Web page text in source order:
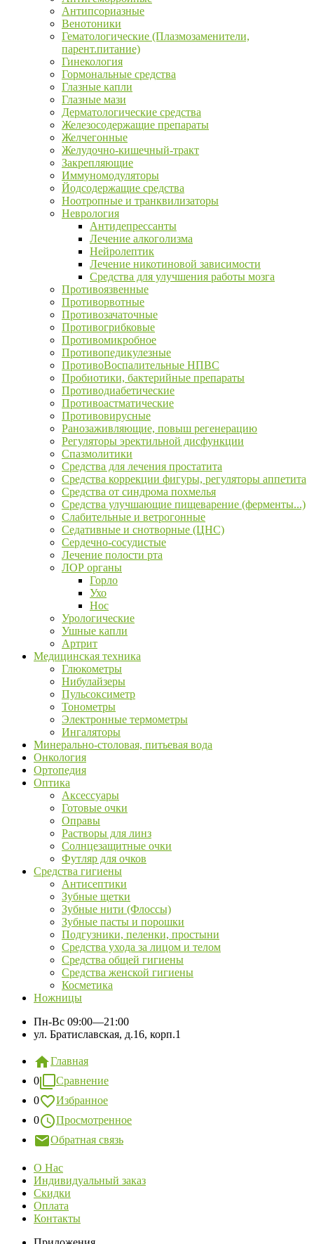
Антипсориазные
Венотоники
Гематологические (Плазмозаменители,
парент.питание)
Гинекология
Гормональные средства
Глазные капли
Глазные мази
Дерматологические средства
Железосодержащие препараты
Желчегонные
Желудочно-кишечный-тракт
Закрепляющие
Иммуномодуляторы
Йодсодержащие средства
Ноотропные и транквилизаторы
Неврология
Антидепрессанты
Лечение алкоголизма
Нейролептик
Лечение никотиновой зависимости
Средства для улучшения работы мозга
Противоязвенные
Противорвотные
Противозачаточные
Противогрибковые
Противомикробное
Противопедикулезные
ПротивоВоспалительные НПВС
Пробиотики, бактерийные препараты
Противодиабетические
Противоастматические
Противовирусные
Ранозаживляющие, повыш регенерацию
Регуляторы эректильной дисфункции
Спазмолитики
Средства для лечения простатита
Средства коррекции фигуры, регуляторы аппетита
Средства от синдрома похмелья
Средства улучшающие пищеварение (ферменты...)
Слабительные и ветрогонные
Седативные и снотворные (ЦНС)
Сердечно-сосудистые
Лечение полости рта
ЛОР органы
Горло
Ухо
Нос
Урологические
Ушные капли
Артрит
Медицинская техника
Глюкометры
Нибулайзеры
Пульсоксиметр
Тонометры
Электронные термометры
Ингаляторы
Минерально-столовая, питьевая вода
Онкология
Ортопедия
Оптика
Аксессуары
Готовые очки
Оправы
Растворы для линз
Солнцезащитные очки
Футляр для очков
Средства гигиены
Антисептики
Зубные щетки
Зубные нити (Флоссы)
Зубные пасты и порошки
Подгузники, пеленки, простыни
Средства ухода за лицом и телом
Средства общей гигиены
Средства женской гигиены
Косметика
Ножницы
Пн-Вс 09:00—21:00
ул. Братиславская, д.16, корп.1
Главная
0
Сравнение
0
Избранное
0
Просмотренное
Обратная связь
О Нас
Индивидуальный заказ
Скидки
Оплата
Контакты